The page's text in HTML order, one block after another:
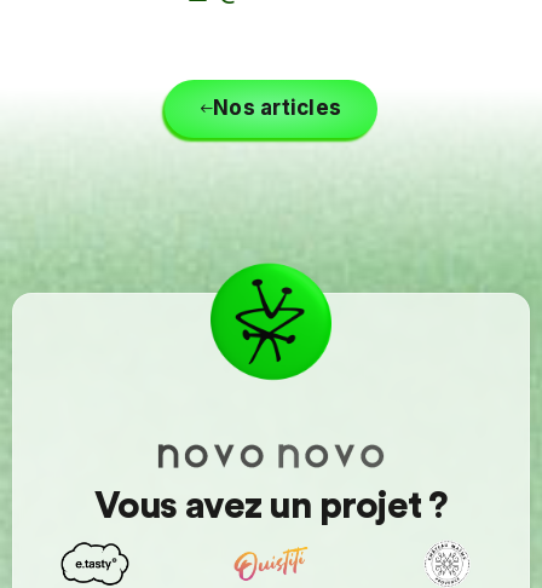
Nos articles
Vous avez un projet ?